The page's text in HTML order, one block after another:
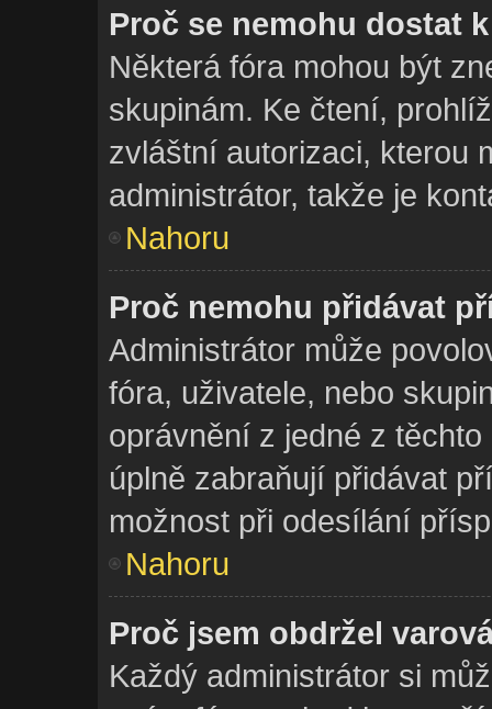
Proč se nemohu dostat
Některá fóra mohou být
skupinám. Ke čtení,
zvláštní autorizaci, kterou
administrátor, takže je
Nahoru
Proč nemohu přidávat
Administrátor může
fóra, uživatele, nebo
oprávnění z jedné z
úplně zabraňují přidávat
možnost při odesílání
Nahoru
Proč jsem obdržel
Každý administrátor si